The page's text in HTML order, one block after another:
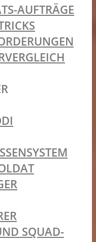
AUFTRÄGE
SQUAD-